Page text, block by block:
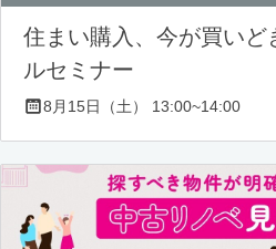
住まい購入、今が買いど
ルセミナー
8月15日（土） 13:00~14:00